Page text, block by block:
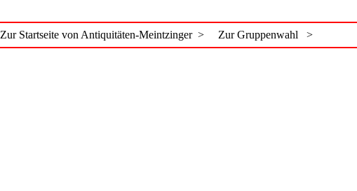
Zur Startseite von Antiquitäten-Meintzinger > Zur Gruppenwahl >